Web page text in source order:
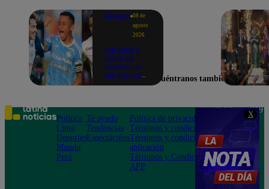
X
Deportes 08 de
agosto
2026
Partidos y
tabla de
posiciones
del Torneo
en la fecha 4
Encuéntranos también en
Política
Lima
Deportes
Mundo
Perú
Te ayudo
Tendencias
Espectáculos
Política de privacidad
Términos y condiciones
Términos y condiciones
aplicación
Términos y Condiciones
APP
Teléfono: 219
Av. San
Felipe 968
Jesús María